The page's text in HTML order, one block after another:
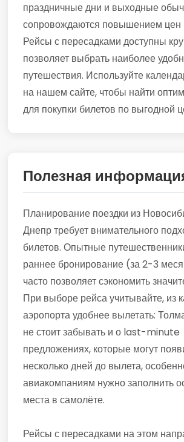
праздничные дни и выходные
сопровождаются повышением цен
Рейсы с пересадками доступны
позволяет выбрать наиболее
путешествия. Используйте
на нашем сайте, чтобы найти
для покупки билетов по выгодной
Полезная
Планирование поездки из
Днепр требует внимательного
билетов. Опытные
раннее бронирование (за 2-3
часто позволяет сэкономить
При выборе рейса учитывайте, из
аэропорта удобнее вылетать:
не стоит забывать и о last-minute
предложениях, которые могут
несколько дней до вылета,
авиакомпаниям нужно заполнить
места в самолёте.
Рейсы с пересадками на этом